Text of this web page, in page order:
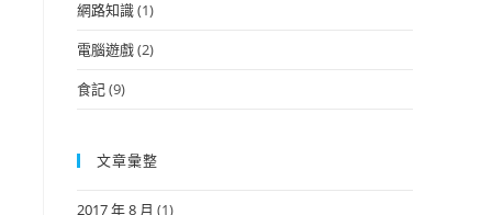
網路知識(1)
電腦遊戲(2)
食記(9)
文章彙整
2017 年 8 月 (1)